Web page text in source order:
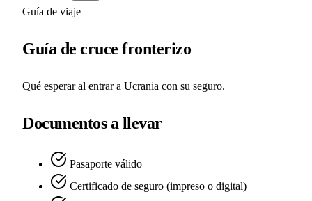
Guía de viaje
Guía de cruce fronterizo
Qué esperar al entrar a Ucrania con su seguro.
Documentos a llevar
Pasaporte válido
Certificado de seguro (impreso o digital)